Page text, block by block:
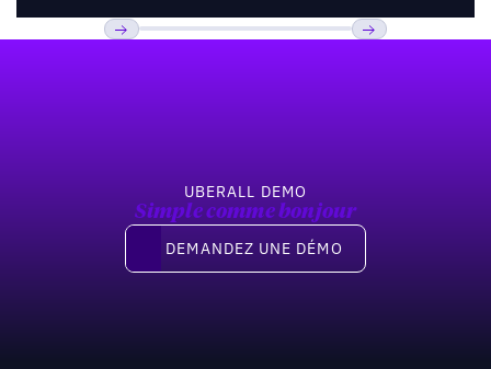
UBERALL DEMO
Simple comme bonjour
Demandez une démo
DEMANDEZ UNE DÉMO